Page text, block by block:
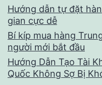
Hướng dẫn tự đặt
gian cực dễ
Bí kíp mua hàng
người mới bắt đầu
Hướng Dẫn Tạo Tài
Quốc Không Sợ Bị